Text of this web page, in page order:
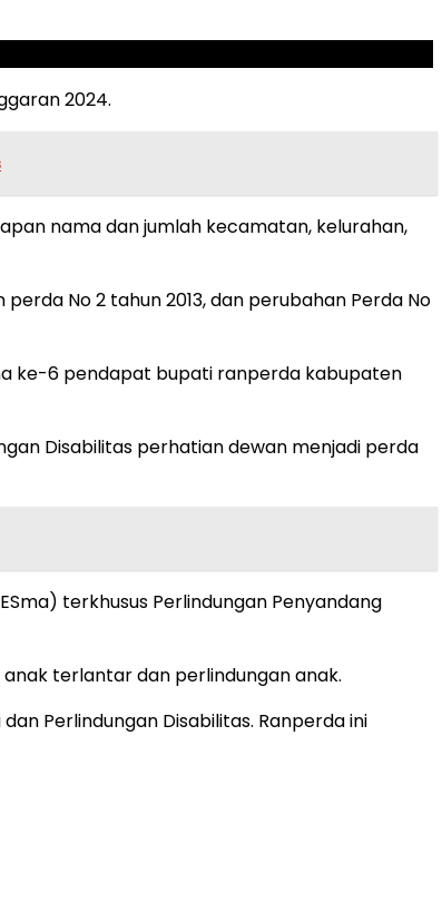
2024.
nama dan jumlah kecamatan, kelurahan,
No 2 tahun 2013, dan perubahan Perda No
ke-6 pendapat bupati ranperda kabupaten
Disabilitas perhatian dewan menjadi perda
terkhusus Perlindungan Penyandang
terlantar dan perlindungan anak.
Perlindungan Disabilitas. Ranperda ini